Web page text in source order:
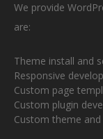
We provide
are:
Theme install and
Responsive
Custom page
Custom plugin
Custom theme